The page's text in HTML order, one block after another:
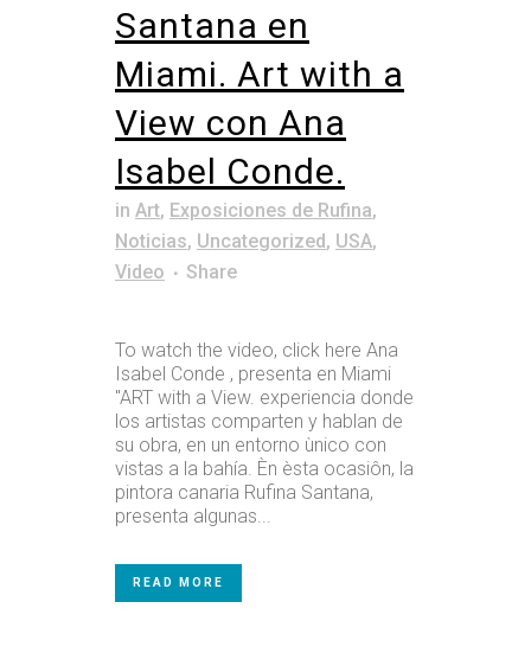
Santana en
Miami. Art with a
View con Ana
Isabel Conde.
in Art, Exposiciones de Rufina,
Noticias, Uncategorized, USA,
Video
Share
To watch the video, click here Ana
Isabel Conde , presenta en Miami
"ART with a View. experiencia donde
los artistas comparten y hablan de
su obra, en un entorno ùnico con
vistas a la bahía. Èn èsta ocasiôn, la
pintora canaria Rufina Santana,
presenta algunas...
READ MORE